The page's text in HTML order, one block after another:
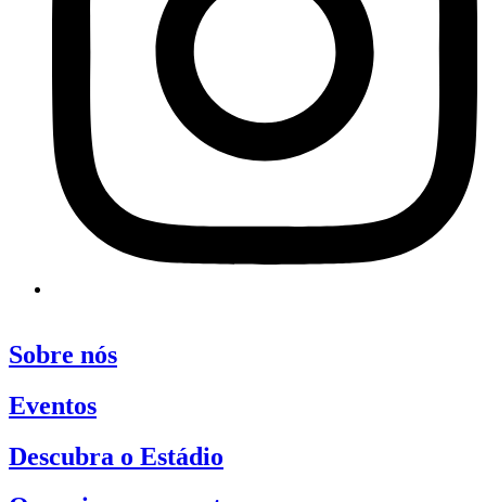
Sobre nós
Eventos
Descubra o Estádio